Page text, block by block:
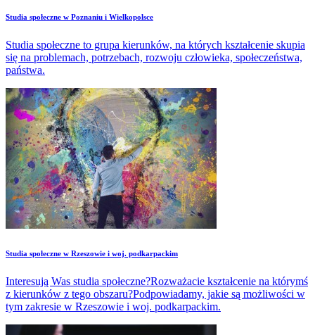
Studia społeczne w Poznaniu i Wielkopolsce
Studia społeczne to grupa kierunków, na których kształcenie skupia
się na problemach, potrzebach, rozwoju człowieka, społeczeństwa,
państwa.
Studia społeczne w Rzeszowie i woj. podkarpackim
Interesują Was studia społeczne?Rozważacie kształcenie na którymś
z kierunków z tego obszaru?Podpowiadamy, jakie są możliwości w
tym zakresie w Rzeszowie i woj. podkarpackim.